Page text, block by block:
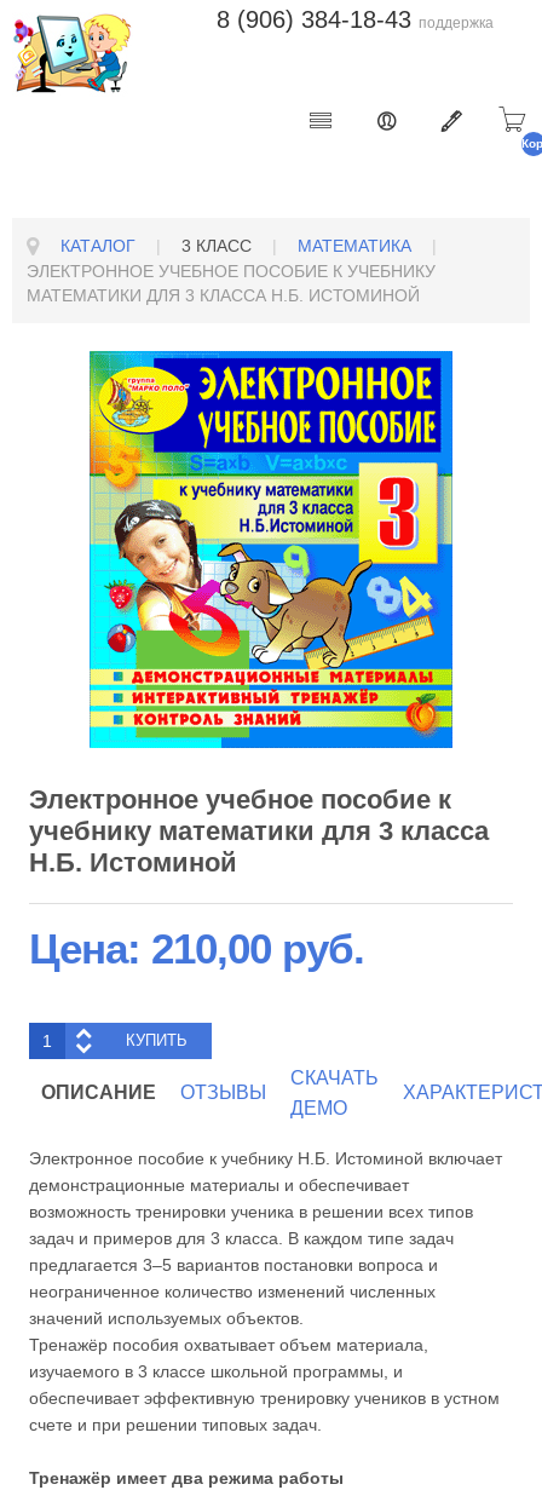
8 (906) 384-18-43 поддержка
КАТАЛОГ | 3 КЛАСС | МАТЕМАТИКА
|
ЭЛЕКТРОННОЕ УЧЕБНОЕ ПОСОБИЕ К УЧЕБНИКУ
МАТЕМАТИКИ ДЛЯ 3 КЛАССА Н.Б. ИСТОМИНОЙ
Электронное учебное пособие к
учебнику математики для 3 класса
Н.Б. Истоминой
Цена: 210,00 руб.
ОПИСАНИЕ ОТЗЫВЫ
СКАЧАТЬ
ДЕМО
Электронное пособие к учебнику Н.Б. Истоминой включает
демонстрационные материалы и обеспечивает
возможность тренировки ученика в решении всех типов
задач и примеров для 3 класса. В каждом типе задач
предлагается 3–5 вариантов постановки вопроса и
неограниченное количество изменений численных
значений используемых объектов.
Тренажёр пособия охватывает объем материала,
изучаемого в 3 классе школьной программы, и
обеспечивает эффективную тренировку учеников в устном
счете и при решении типовых задач.
Тренажёр имеет два режима работы